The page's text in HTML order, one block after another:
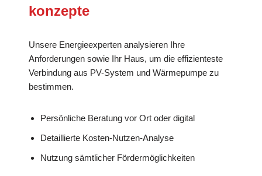
konzepte
Unsere Energieexperten analysieren Ihre
Anforderungen sowie Ihr Haus, um die effizienteste
Verbindung aus PV-System und Wärmepumpe zu
bestimmen.
Persönliche Beratung vor Ort oder digital
Detaillierte Kosten-Nutzen-Analyse
Nutzung sämtlicher Fördermöglichkeiten